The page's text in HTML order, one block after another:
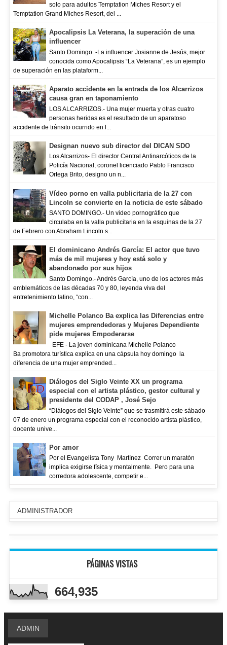
solo para adultos Temptation Miches Resort y el
Temptation Grand Miches Resort, del ...
Apocalipsis La Veterana, la superación de una
influencer
Santo Domingo. -La influencer Josianne de Jesús, mejor
conocida como Apocalipsis “La Veterana”, es un ejemplo
de superación en las plataform...
Aparato accidente en la entrada de los Alcarrizos
causa gran en taponamiento
LOS ALCARRIZOS.- Una mujer muerta y otras cuatro
personas heridas es el resultado de un aparatoso
accidente de tránsito ocurrido en l...
Designan nuevo sub director del DICAN SDO
Los Alcarrizos- El director Central Antinarcóticos de la
Policía Nacional, coronel licenciado Pablo Francisco
Ortega Brito, designo un n...
Vídeo porno en valla publicitaria de la 27 con
Lincoln se convierte en la noticia de este sábado
SANTO DOMINGO.- Un video pornográfico que
circulaba en la valla publicitaria en la esquinas de la 27
de Febrero con Abraham Lincoln s...
El dominicano Andrés García: El actor que tuvo
más de mil mujeres y hoy está solo y
abandonado por sus hijos
Santo Domingo.- Andrés García, uno de los actores más
emblemáticos de las décadas 70 y 80, leyenda viva del
entretenimiento latino, “con...
Michelle Polanco Ba explica las Diferencias entre
mujeres emprendedoras y Mujeres Dependiente
pide mujeres Empoderarse
EFE - La joven dominicana Michelle Polanco
Ba promotora turística explica en una cápsula hoy domingo la
diferencia de una mujer emprended...
Diálogos del Siglo Veinte XX un programa
especial con el artista plástico, gestor cultural y
presidente del CODAP , José Sejo
“Diálogos del Siglo Veinte” que se trasmitirá este sábado
07 de enero un programa especial con el reconocido artista plástico,
docente unive...
Por amor
Por el Evangelista Tony Martínez Correr un maratón
implica exigirse física y mentalmente. Pero para una
corredora adolescente, competir e...
ADMINISTRADOR
PÁGINAS VISTAS
664,935
ADMIN